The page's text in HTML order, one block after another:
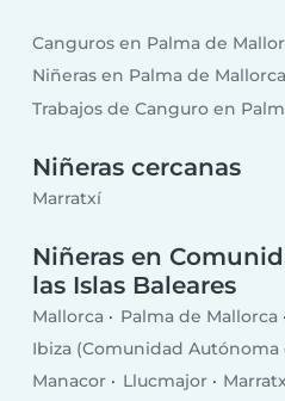
Canguros en Palma de
Niñeras en Palma de Mallorca
Trabajos de Canguro en
Niñeras cercanas
Marratxí
Niñeras en
las Islas Baleares
Mallorca Palma de Mallorca
Ibiza (Comunidad Autónoma
Manacor
Llucmajor